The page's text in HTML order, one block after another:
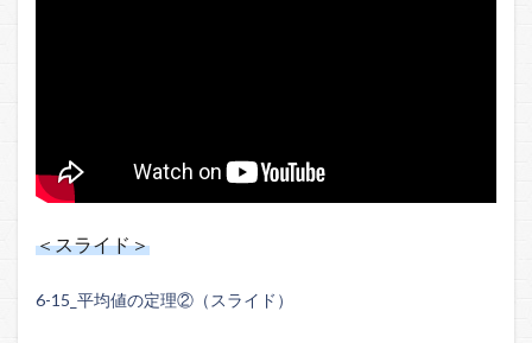
＜スライド＞
6-15_平均値の定理②（スライド）